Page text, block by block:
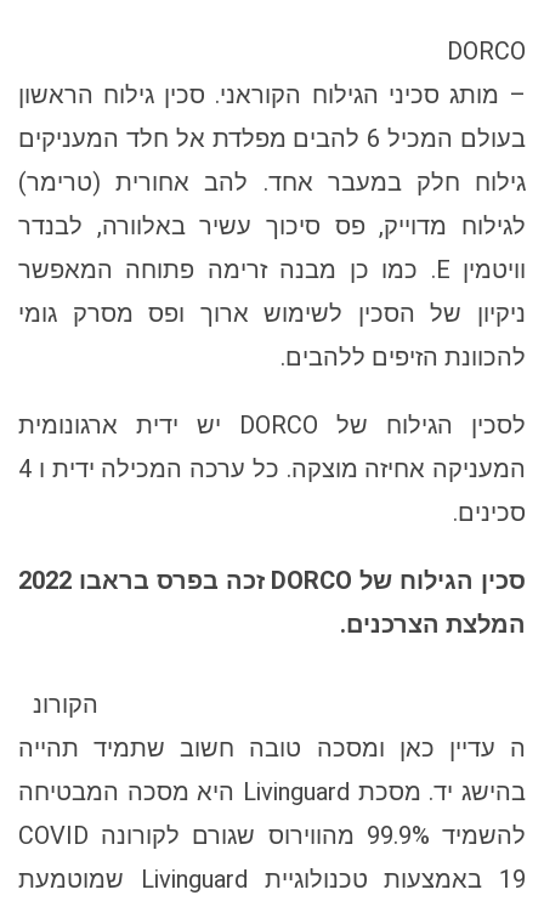
DORCO
– מותג סכיני הגילוח הקוראני. סכין גילוח הראשון
בעולם המכיל 6 להבים מפלדת אל חלד המעניקים
גילוח חלק במעבר אחד. להב אחורית (טרימר)
לגילוח מדוייק, פס סיכוך עשיר באלוורה, לבנדר
וויטמין E. כמו כן מבנה זרימה פתוחה המאפשר
ניקיון של הסכין לשימוש ארוך ופס מסרק גומי
להכוונת הזיפים ללהבים.
לסכין הגילוח של DORCO יש ידית ארגונומית
המעניקה אחיזה מוצקה. כל ערכה המכילה ידית ו 4
סכינים.
סכין הגילוח של DORCO זכה בפרס בראבו 2022
המלצת הצרכנים.
הקורונ
ה עדיין כאן ומסכה טובה חשוב שתמיד תהייה
בהישג יד. מסכת Livinguard היא מסכה המבטיחה
להשמיד 99.9% מהווירוס שגורם לקורונה COVID
19 באמצעות טכנולוגיית Livinguard שמוטמעת